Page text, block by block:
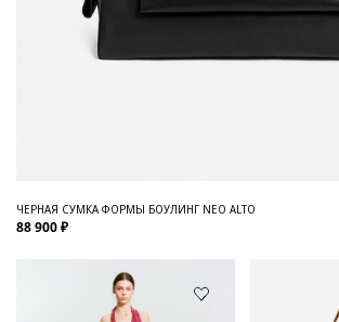
ЧЕРНАЯ СУМКА ФОРМЫ БОУЛИНГ NEO ALTO
88 900 ₽